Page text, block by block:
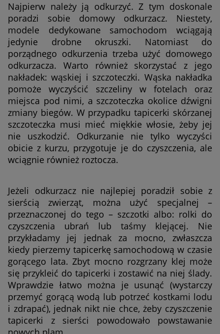
Najpierw należy ją odkurzyć. Z tym doskonale
poradzi sobie domowy odkurzacz. Niestety,
modele dedykowane samochodom wciągają
jedynie drobne okruszki. Natomiast do
porządnego odkurzenia trzeba użyć domowego
odkurzacza. Warto również skorzystać z jego
nakładek: wąskiej i szczoteczki. Wąska nakładka
pomoże wyczyścić szczeliny w fotelach oraz
miejsca pod nimi, a szczoteczka okolice dźwigni
zmiany biegów. W przypadku tapicerki skórzanej
szczoteczka musi mieć miękkie włosie, żeby jej
nie uszkodzić. Odkurzanie nie tylko wyczyści
obicie z kurzu, przygotuje je do czyszczenia, ale
wciągnie również roztocza.
Jeżeli odkurzacz nie najlepiej poradził sobie z
sierścią zwierząt, można użyć specjalnej –
przeznaczonej do tego – szczotki albo: rolki do
czyszczenia ubrań lub taśmy klejącej. Nie
przykładamy jej jednak za mocno, zwłaszcza
kiedy pierzemy tapicerkę samochodową w czasie
gorącego lata. Zbyt mocno rozgrzany klej może
się przykleić do tapicerki i zostawić na niej ślady.
Wprawdzie łatwo można je usunąć (wystarczy
przemyć gorącą wodą lub potrzeć kostkami lodu
i zdrapać), jednak nikt nie chce, żeby czyszczenie
tapicerki z sierści powodowało powstawanie